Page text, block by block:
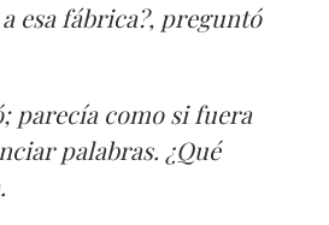
esa fábrica?, preguntó
parecía como si fuera
palabras. ¿Qué